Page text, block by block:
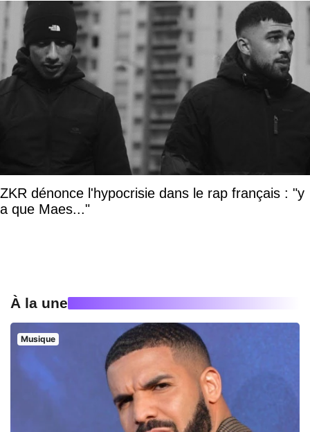
ZKR dénonce l'hypocrisie dans le rap français : "y
a que Maes..."
À la une
Musique